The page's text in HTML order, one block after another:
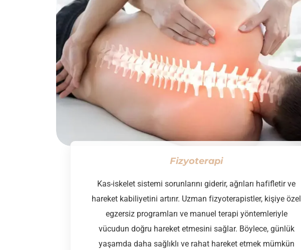
Fizyoterapi
Kas-iskelet sistemi sorunlarını giderir, ağrıları hafifletir ve
hareket kabiliyetini artırır. Uzman fizyoterapistler, kişiye özel
egzersiz programları ve manuel terapi yöntemleriyle
vücudun doğru hareket etmesini sağlar. Böylece, günlük
yaşamda daha sağlıklı ve rahat hareket etmek mümkün